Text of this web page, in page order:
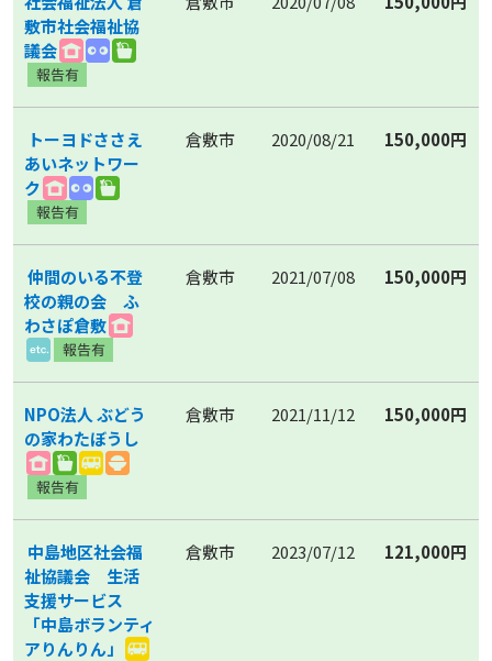
敷市社会福祉協
議会
トーヨドささえ
あいネットワー
ク
倉敷市 2020/08/21 150,000円
仲間のいる不登
校の親の会 ふ
わさぽ倉敷
倉敷市 2021/07/08 150,000円
NPO法人 ぶどう
の家わたぼうし
倉敷市 2021/11/12 150,000円
中島地区社会福
祉協議会 生活
支援サービス
「中島ボランティ
アりんりん」
倉敷市 2023/07/12 121,000円